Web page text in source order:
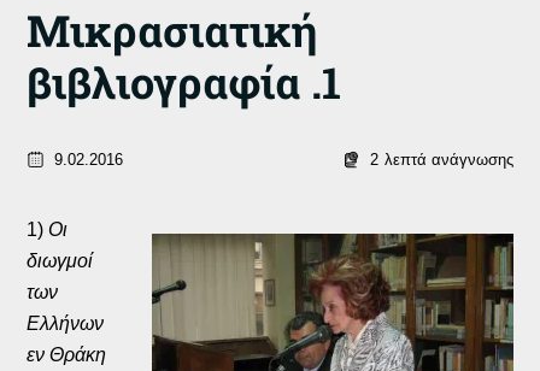
Μικρασιατική
βιβλιογραφία .1
9.02.2016 2 λεπτά ανάγνωσης
1)Οι
διωγμοί
των
Ελλήνων
εν Θράκη